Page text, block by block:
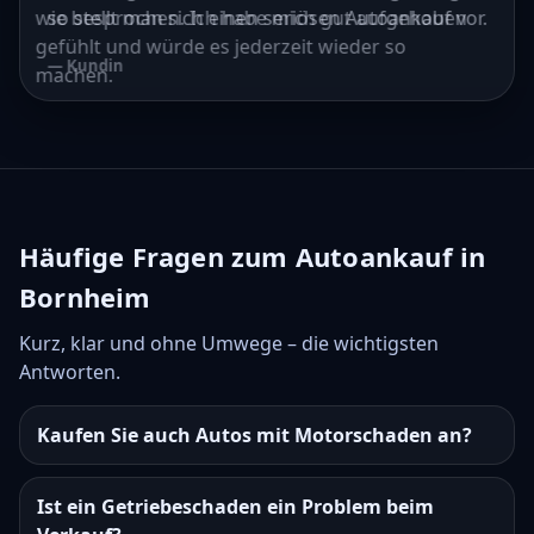
wie besprochen. Ich habe mich gut aufgehoben
gefühlt und würde es jederzeit wieder so
machen.
so stellt man sich einen seriösen Autoankauf vor.
— Kundin
Häufige Fragen zum Autoankauf in
Bornheim
Kurz, klar und ohne Umwege – die wichtigsten
Antworten.
Kaufen Sie auch Autos mit Motorschaden an?
Ist ein Getriebeschaden ein Problem beim